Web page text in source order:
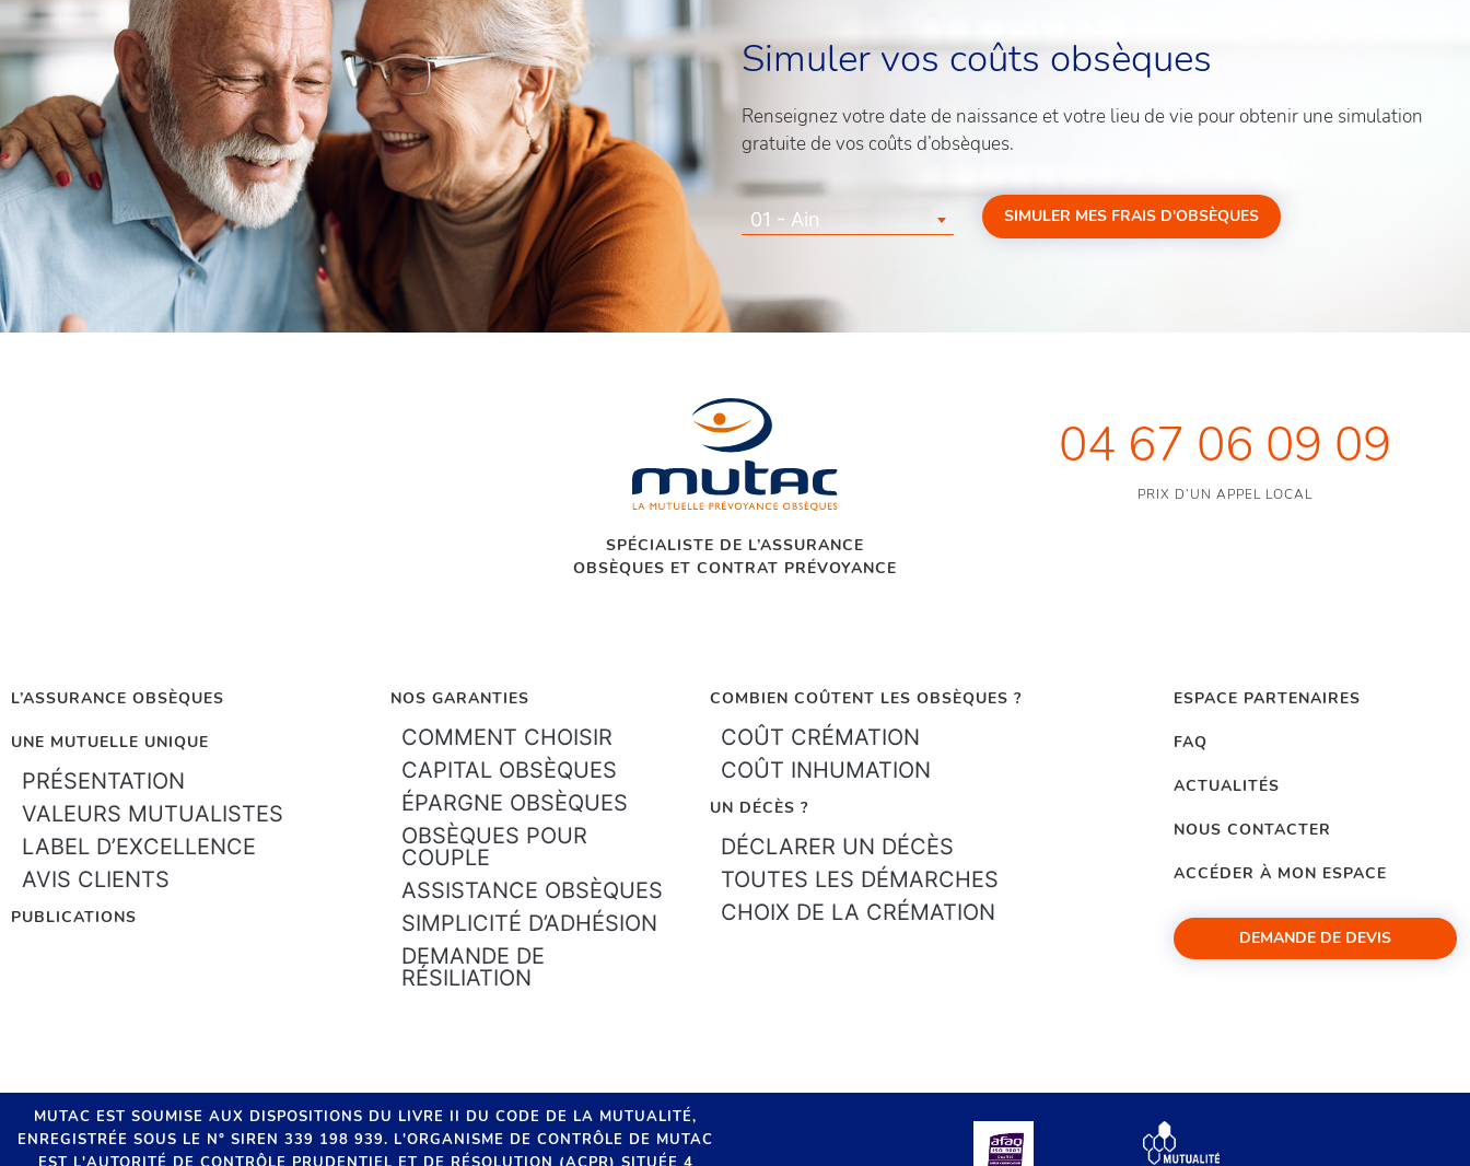
Simuler vos coûts obsèques
Renseignez votre date de naissance et votre lieu de vie pour obtenir une simulation
gratuite de vos coûts d’obsèques.
01 - Ain SIMULER MES FRAIS D'OBSÈQUES
SPÉCIALISTE DE L’ASSURANCE
OBSÈQUES ET CONTRAT PRÉVOYANCE
04 67 06 09 09
PRIX D’UN APPEL LOCAL
L’ASSURANCE OBSÈQUES
UNE MUTUELLE UNIQUE
PRÉSENTATION
VALEURS MUTUALISTES
LABEL D’EXCELLENCE
AVIS CLIENTS
PUBLICATIONS
NOS GARANTIES
COMMENT CHOISIR
CAPITAL OBSÈQUES
ÉPARGNE OBSÈQUES
OBSÈQUES POUR
COUPLE
ASSISTANCE OBSÈQUES
SIMPLICITÉ D’ADHÉSION
DEMANDE DE
RÉSILIATION
COMBIEN COÛTENT LES OBSÈQUES ?
COÛT CRÉMATION
COÛT INHUMATION
UN DÉCÈS ?
DÉCLARER UN DÉCÈS
TOUTES LES DÉMARCHES
CHOIX DE LA CRÉMATION
ESPACE PARTENAIRES
FAQ
ACTUALITÉS
NOUS CONTACTER
ACCÉDER À MON ESPACE
DEMANDE DE DEVIS
MUTAC EST SOUMISE AUX DISPOSITIONS DU LIVRE II DU CODE DE LA MUTUALITÉ,
ENREGISTRÉE SOUS LE N° SIREN 339 198 939. L'ORGANISME DE CONTRÔLE DE MUTAC